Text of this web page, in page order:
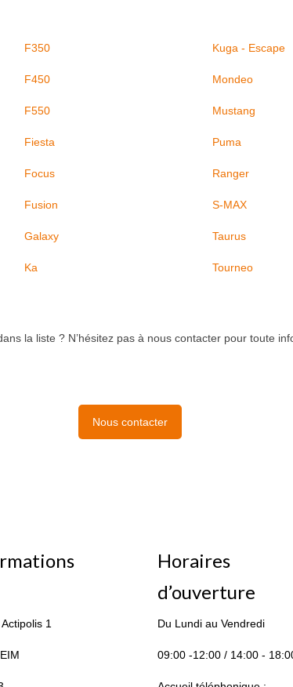
F350
F450
F550
Fiesta
Focus
Fusion
Galaxy
Ka
Kuga - Escape
Mondeo
Mustang
Puma
Ranger
S-MAX
Taurus
Tourneo
la liste ? N’hésitez pas à nous contacter pour toute
Nous contacter
1
Horaires
d’ouverture
Du Lundi au Vendredi
09:00 -12:00 / 14:00 -